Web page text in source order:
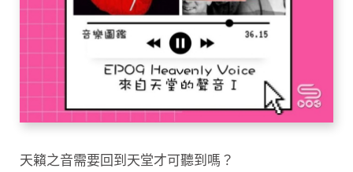
天籟之音需要回到天堂才可聽到嗎？